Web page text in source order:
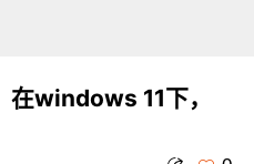
在windows 11下，